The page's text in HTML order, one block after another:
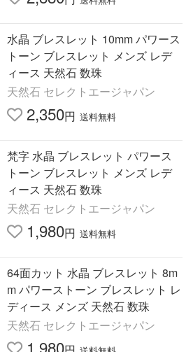
水晶 ブレスレット 10mm パワース
トーン ブレスレット メンズ レデ
ィース 天然石 数珠
天然石 セレクトエージャパン
2,350円 送料無料
梵字 水晶 ブレスレット パワース
トーン ブレスレット メンズ レデ
ィース 天然石 数珠
天然石 セレクトエージャパン
1,980円 送料無料
64面カット 水晶 ブレスレット 8m
m パワーストーン ブレスレット レ
ディース メンズ 天然石 数珠
天然石 セレクトエージャパン
1,980